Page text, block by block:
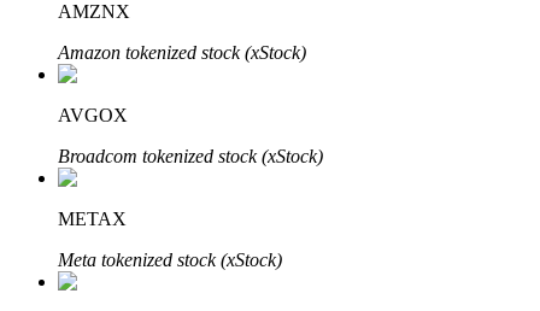
Bitrue-partners
AMZNX
Amazon tokenized stock (xStock)
AVGOX
Broadcom tokenized stock (xStock)
METAX
Meta tokenized stock (xStock)